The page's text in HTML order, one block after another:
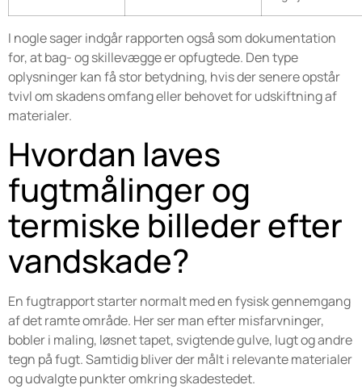
I nogle sager indgår rapporten også som dokumentation
for, at bag- og skillevægge er opfugtede. Den type
oplysninger kan få stor betydning, hvis der senere opstår
tvivl om skadens omfang eller behovet for udskiftning af
materialer.
Hvordan laves
fugtmålinger og
termiske billeder efter
vandskade?
En fugtrapport starter normalt med en fysisk gennemgang
af det ramte område. Her ser man efter misfarvninger,
bobler i maling, løsnet tapet, svigtende gulve, lugt og andre
tegn på fugt. Samtidig bliver der målt i relevante materialer
og udvalgte punkter omkring skadestedet.